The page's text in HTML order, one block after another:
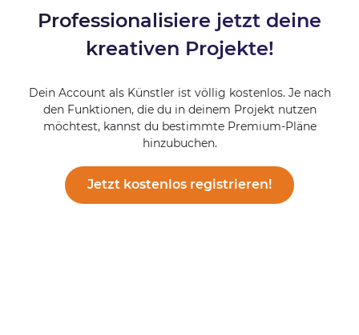
Professionalisiere jetzt deine
kreativen Projekte!
Dein Account als Künstler ist völlig kostenlos. Je nach
den Funktionen, die du in deinem Projekt nutzen
möchtest, kannst du bestimmte Premium-Pläne
hinzubuchen.
Jetzt kostenlos registrieren!